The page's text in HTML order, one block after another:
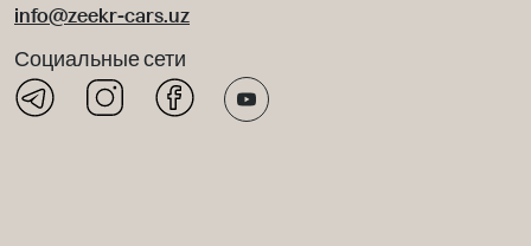
info@zeekr-cars.uz
Социальные сети